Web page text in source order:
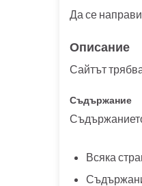
Да се
Описание
Сайтът
Съдържание
Всяка